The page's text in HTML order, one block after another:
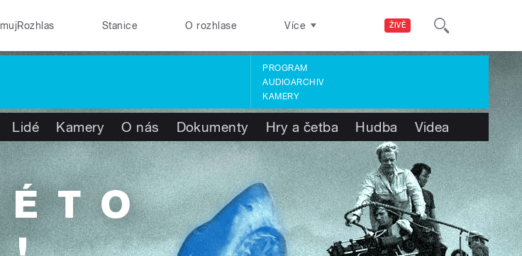
ŽIVĚ
mujRozhlas Stanice O rozhlase Více
PROGRAM
AUDIOARCHIV
KAMERY
Lidé Kamery O nás Dokumenty Hry a četba Hudba Videa